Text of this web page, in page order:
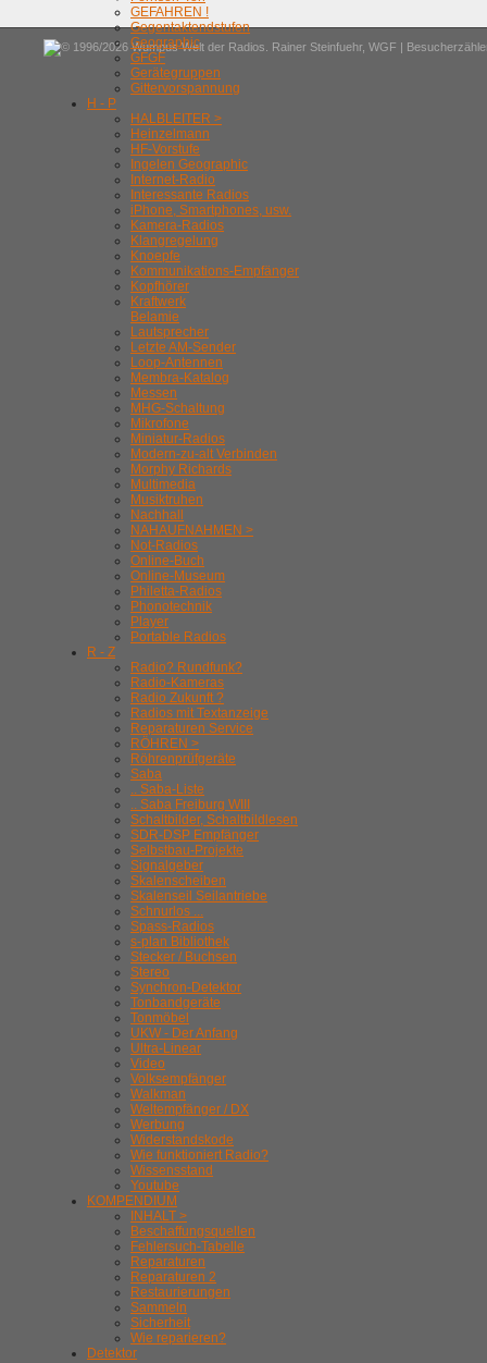
GEFAHREN !
Gegentaktendstufen
Geographic
GFGF
Gerätegruppen
Gittervorspannung
H - P
HALBLEITER >
Heinzelmann
HF-Vorstufe
Ingelen Geographic
Internet-Radio
Interessante Radios
iPhone, Smartphones, usw.
Kamera-Radios
Klangregelung
Knoepfe
Kommunikations-Empfänger
Kopfhörer
Kraftwerk
Belamie
Lautsprecher
Letzte AM-Sender
Loop-Antennen
Membra-Katalog
Messen
MHG-Schaltung
Mikrofone
Miniatur-Radios
Modern-zu-alt Verbinden
Morphy Richards
Multimedia
Musiktruhen
Nachhall
NAHAUFNAHMEN >
Not-Radios
Online-Buch
Online-Museum
Philetta-Radios
Phonotechnik
Player
Portable Radios
R - Z
Radio? Rundfunk?
Radio-Kameras
Radio Zukunft ?
Radios mit Textanzeige
Reparaturen Service
RÖHREN >
Röhrenprüfgeräte
Saba
.. Saba-Liste
.. Saba Freiburg WIII
Schaltbilder, Schaltbildlesen
SDR-DSP Empfänger
Selbstbau-Projekte
Signalgeber
Skalenscheiben
Skalenseil Seilantriebe
Schnurlos ...
Spass-Radios
s-plan Bibliothek
Stecker / Buchsen
Stereo
Synchron-Detektor
Tonbandgeräte
Tonmöbel
UKW - Der Anfang
Ultra-Linear
Video
Volksempfänger
Walkman
Weltempfänger / DX
Werbung
Widerstandskode
Wie funktioniert Radio?
Wissensstand
Youtube
KOMPENDIUM
INHALT >
Beschaffungsquellen
Fehlersuch-Tabelle
Reparaturen
Reparaturen 2
Restaurierungen
Sammeln
Sicherheit
Wie reparieren?
Detektor
© 1996/2026 Wumpus Welt der Radios. Rainer Steinfuehr, WGF |